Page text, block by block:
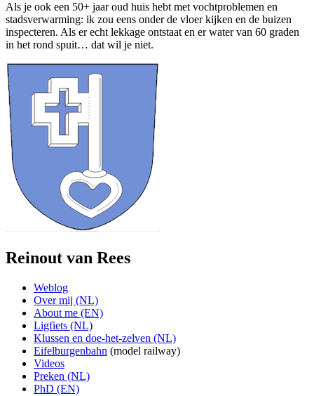
Als je ook een 50+ jaar oud huis hebt met vochtproblemen en
stadsverwarming: ik zou eens onder de vloer kijken en de buizen
inspecteren. Als er echt lekkage ontstaat en er water van 60 graden
in het rond spuit… dat wil je niet.
Reinout van Rees
Weblog
Over mij (NL)
About me (EN)
Ligfiets (NL)
Klussen en doe-het-zelven (NL)
Eifelburgenbahn (model railway)
Videos
Preken (NL)
PhD (EN)